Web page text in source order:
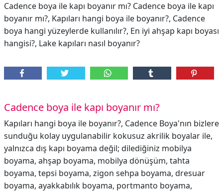
Cadence boya ile kapı boyanır mı? Cadence boya ile kapı
boyanır mı?, Kapıları hangi boya ile boyanır?, Cadence
boya hangi yüzeylerde kullanılır?, En iyi ahşap kapı boyası
hangisi?, Lake kapıları nasıl boyanır?
Cadence boya ile kapı boyanır mı?
Kapıları hangi boya ile boyanır?, Cadence Boya'nın bizlere
sunduğu kolay uygulanabilir kokusuz akrilik boyalar ile,
yalnızca dış kapı boyama değil; dilediğiniz mobilya
boyama, ahşap boyama, mobilya dönüşüm, tahta
boyama, tepsi boyama, zigon sehpa boyama, dresuar
boyama, ayakkabılık boyama, portmanto boyama,